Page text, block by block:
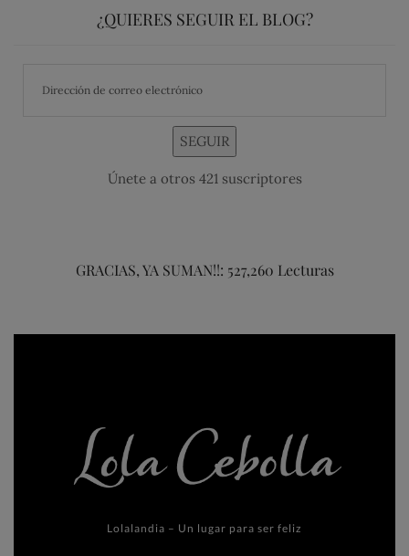
¿QUIERES SEGUIR EL BLOG?
SEGUIR
Únete a otros 421 suscriptores
GRACIAS, YA SUMAN!!: 527,260 Lecturas
Lolalandia – Un lugar para ser feliz